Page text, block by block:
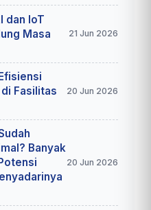
dan IoT
Masa
21 Jun 2026
Fasilitas
20 Jun 2026
Banyak
20 Jun 2026